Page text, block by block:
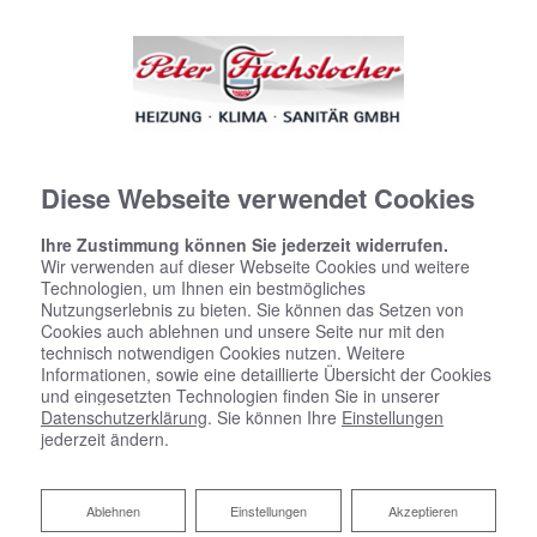
Ihre Flüssiggasheizung von Peter
Diese Webseite verwendet Cookies
Ihre Zustimmung können Sie jederzeit widerrufen.
Wir verwenden auf dieser Webseite Cookies und weitere
Technologien, um Ihnen ein bestmögliches
Nutzungserlebnis zu bieten. Sie können das Setzen von
Cookies auch ablehnen und unsere Seite nur mit den
technisch notwendigen Cookies nutzen. Weitere
Informationen, sowie eine detaillierte Übersicht der Cookies
und eingesetzten Technologien finden Sie in unserer
Datenschutzerklärung. Sie können Ihre Einstellungen
jederzeit ändern.
Akzeptieren
Einstellungen
Ablehnen
Ablehnen